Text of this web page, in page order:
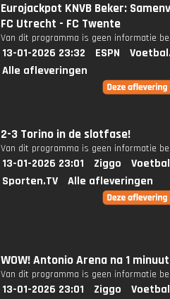
Eurojackpot KNVB Beker:
FC Utrecht - FC Twente
Van dit programma is geen informatie
13-01-2026 23:32 ESPN
Alle afleveringen
2-3 Torino in de slotfase!
Van dit programma is geen informatie
13-01-2026 23:01 Ziggo
Sporten.TV
Alle afleveringen
WOW! Antonio Arena na 1 minuut
Van dit programma is geen informatie
13-01-2026 23:01 Ziggo